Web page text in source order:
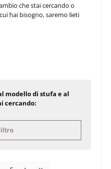
che stai cercando o
hai bisogno, saremo lieti
modello di stufa e al
cercando: